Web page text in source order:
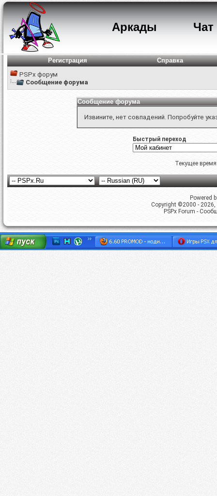
Аркады Чат
Регистрация
Справка
PSPx форум
Сообщение форума
Сообщение форума
Извините, нет совпадений. Попробуйте
Быстрый переход
Текущее
Powered
Copyright ©2000 -
PSPx Forum -